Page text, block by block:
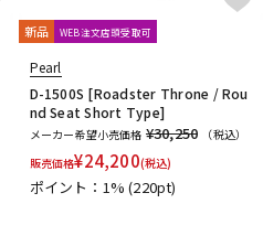
新品 WEB注文店頭受取可
Pearl
D-1500S [Roadster Throne / Rou
nd Seat Short Type]
メーカー希望小売価格 ¥30,250
（税込）
販売価格¥24,200(税込)
ポイント：1%(220pt)